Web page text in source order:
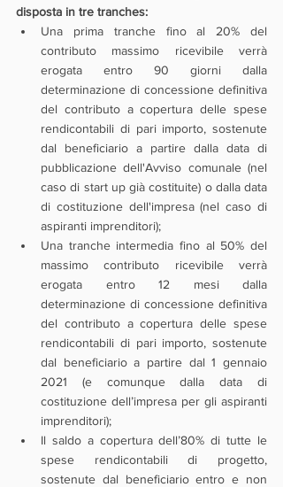
disposta in tre tranches:
Una prima tranche fino al 20% del
contributo massimo ricevibile verrà
erogata entro 90 giorni dalla
determinazione di concessione definitiva
del contributo a copertura delle spese
rendicontabili di pari importo, sostenute
dal beneficiario a partire dalla data di
pubblicazione dell'Avviso comunale (nel
caso di start up già costituite) o dalla data
di costituzione dell'impresa (nel caso di
aspiranti imprenditori);
Una tranche intermedia fino al 50% del
massimo contributo ricevibile verrà
erogata entro 12 mesi dalla
determinazione di concessione definitiva
del contributo a copertura delle spese
rendicontabili di pari importo, sostenute
dal beneficiario a partire dal 1 gennaio
2021 (e comunque dalla data di
costituzione dell’impresa per gli aspiranti
imprenditori);
Il saldo a copertura dell’80% di tutte le
spese rendicontabili di progetto,
sostenute dal beneficiario entro e non